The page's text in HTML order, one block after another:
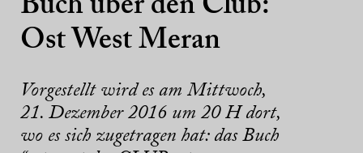
Buch über den Club:
Ost West Meran
Vorgestellt wird es am Mittwoch,
21. Dezember 2016 um 20 H dort,
wo es sich zugetragen hat: das Buch